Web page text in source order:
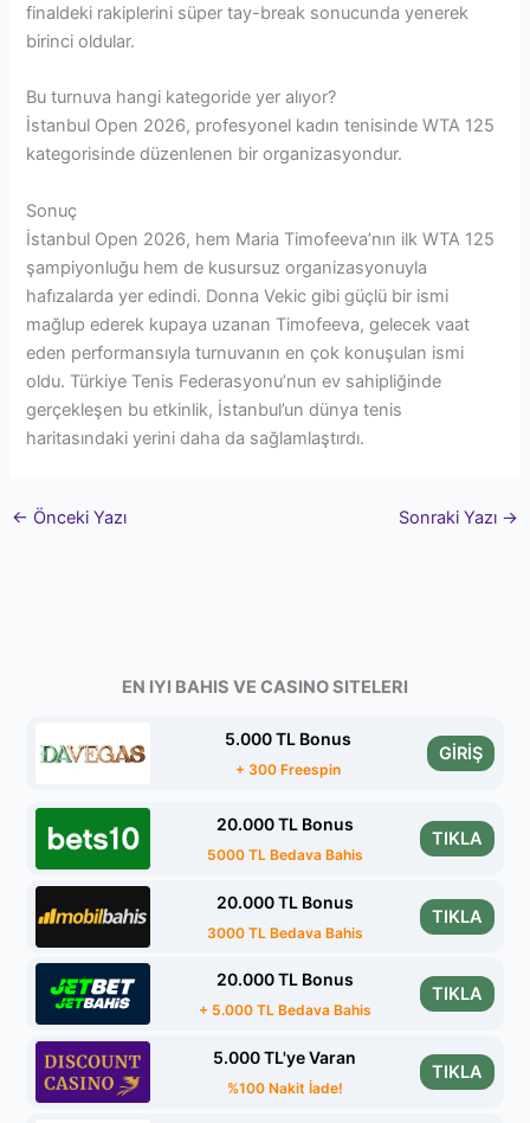
finaldeki rakiplerini süper tay-break sonucunda yenerek
birinci oldular.
Bu turnuva hangi kategoride yer alıyor?
İstanbul Open 2026, profesyonel kadın tenisinde WTA 125
kategorisinde düzenlenen bir organizasyondur.
Sonuç
İstanbul Open 2026, hem Maria Timofeeva’nın ilk WTA 125
şampiyonluğu hem de kusursuz organizasyonuyla
hafızalarda yer edindi. Donna Vekic gibi güçlü bir ismi
mağlup ederek kupaya uzanan Timofeeva, gelecek vaat
eden performansıyla turnuvanın en çok konuşulan ismi
oldu. Türkiye Tenis Federasyonu’nun ev sahipliğinde
gerçekleşen bu etkinlik, İstanbul’un dünya tenis
haritasındaki yerini daha da sağlamlaştırdı.
← Önceki Yazı Sonraki Yazı →
EN IYI BAHIS VE CASINO SITELERI
5.000 TL Bonus
+ 300 Freespin
GİRİŞ
20.000 TL Bonus
5000 TL Bedava Bahis
TIKLA
20.000 TL Bonus
3000 TL Bedava Bahis
TIKLA
20.000 TL Bonus
+ 5.000 TL Bedava Bahis
TIKLA
5.000 TL'ye Varan
%100 Nakit İade!
TIKLA